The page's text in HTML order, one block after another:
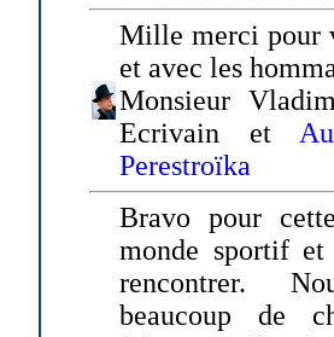
Mille merci pour
et avec les
Monsieur
Ecrivain et
Perestroïka
Bravo pour
monde sportif
rencontrer.
beaucoup de